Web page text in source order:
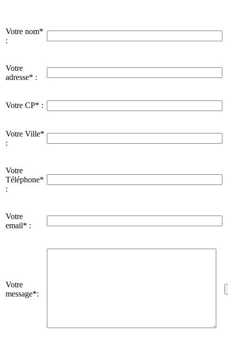
Votre nom*
:
Votre
adresse* :
Votre CP* :
Votre Ville*
:
Votre
Téléphone*
:
Votre
email* :
Votre
message*: